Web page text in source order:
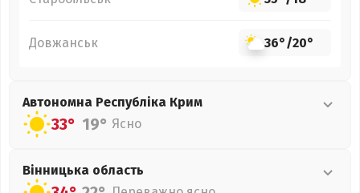
Довжанськ 36°/20°
Автономна Республіка Крим
33° 19° Ясно
Вінницька область